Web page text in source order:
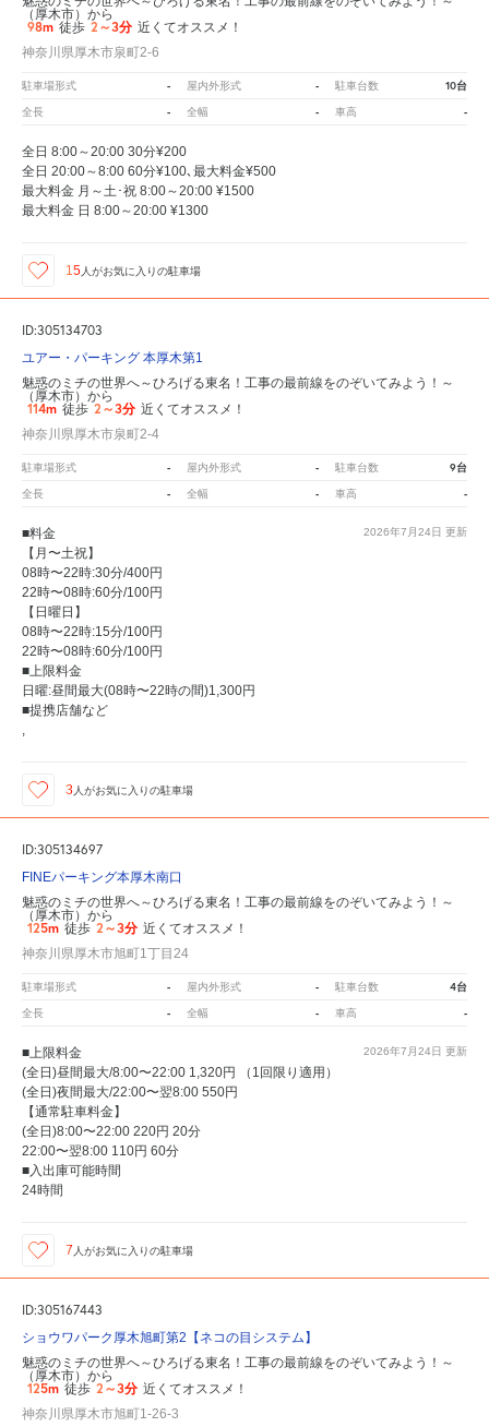
（厚木市）から
98m 徒歩 2～3分 近くてオススメ！
神奈川県厚木市泉町2-6
駐車場形式 - 屋内外形式 - 駐車台数 10台
全長 - 全幅 - 車高 -
全日 8:00～20:00 30分¥200
全日 20:00～8:00 60分¥100､最大料金¥500
最大料金 月～土･祝 8:00～20:00 ¥1500
最大料金 日 8:00～20:00 ¥1300
15人がお気に入りの駐車場
ID:305134703
ユアー・パーキング 本厚木第1
魅惑のミチの世界へ～ひろげる東名！工事の最前線をのぞいてみよう！～
（厚木市）から
114m 徒歩 2～3分 近くてオススメ！
神奈川県厚木市泉町2-4
駐車場形式 - 屋内外形式 - 駐車台数 9台
全長 - 全幅 - 車高 -
2026年7月24日 更新
■料金
【月〜土祝】
08時〜22時:30分/400円
22時〜08時:60分/100円
【日曜日】
08時〜22時:15分/100円
22時〜08時:60分/100円
■上限料金
日曜:昼間最大(08時〜22時の間)1,300円
■提携店舗など
,
3人がお気に入りの駐車場
ID:305134697
FINEパーキング本厚木南口
魅惑のミチの世界へ～ひろげる東名！工事の最前線をのぞいてみよう！～
（厚木市）から
125m 徒歩 2～3分 近くてオススメ！
神奈川県厚木市旭町1丁目24
駐車場形式 - 屋内外形式 - 駐車台数 4台
全長 - 全幅 - 車高 -
2026年7月24日 更新
■上限料金
(全日)昼間最大/8:00〜22:00 1,320円 （1回限り適用）
(全日)夜間最大/22:00〜翌8:00 550円
【通常駐車料金】
(全日)8:00〜22:00 220円 20分
22:00〜翌8:00 110円 60分
■入出庫可能時間
24時間
7 人がお気に入りの駐車場
ID:305167443
ショウワパーク厚木旭町第2【ネコの目システム】
魅惑のミチの世界へ～ひろげる東名！工事の最前線をのぞいてみよう！～
（厚木市）から
125m 徒歩 2～3分 近くてオススメ！
神奈川県厚木市旭町1-26-3